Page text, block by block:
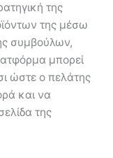
της
της μέσω
συμβούλων,
μπορεί
ώστε ο πελάτης
και να
της